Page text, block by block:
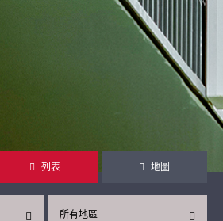
列表 地圖
所有地區